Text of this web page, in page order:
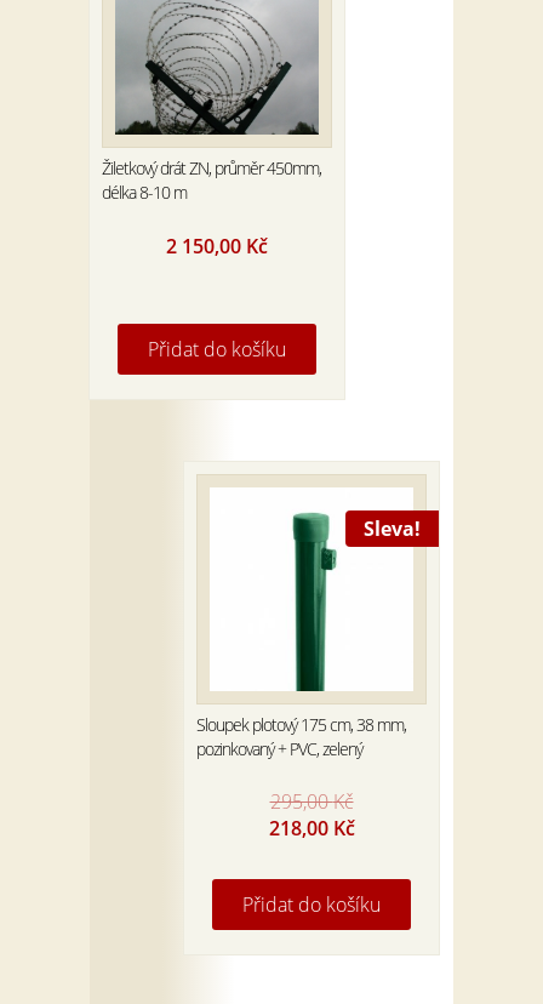
Žiletkový drát ZN, průměr 450mm,
délka 8-10 m
2 150,00 Kč
Přidat do košíku
Sleva!
Sloupek plotový 175 cm, 38 mm,
pozinkovaný + PVC, zelený
295,00Kč
Original
295,00 Kč.
218,00 KčCurrent
218,00 Kč.
Přidat do košíku